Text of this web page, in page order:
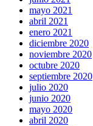
mayo 2021
abril 2021
enero 2021
diciembre 2020
noviembre 2020
octubre 2020
septiembre 2020
julio 2020
junio 2020
mayo 2020
abril 2020